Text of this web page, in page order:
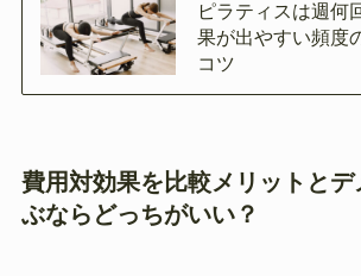
ピラティスは週何
果が出やすい頻度
コツ
費用対効果を比較メリットとデ
ぶならどっちがいい？